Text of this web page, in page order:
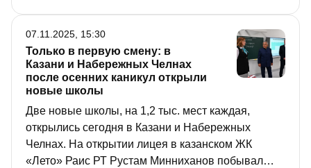
Только в первую смену: в
Казани и Набережных Челнах
после осенних каникул открыли
новые школы
Две новые школы, на 1,2 тыс. мест каждая,
открылись сегодня в Казани и Набережных
Челнах. На открытии лицея в казанском ЖК
«Лето» Раис РТ Рустам Минниханов побывал
07.11.2025, 15:30